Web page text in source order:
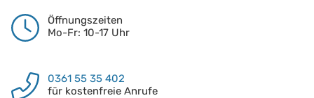
Öffnungszeiten
Mo-Fr: 10-17 Uhr
0361 55 35 402
für kostenfreie Anrufe